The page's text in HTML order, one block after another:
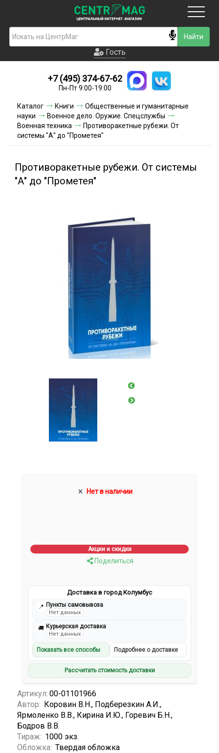
Гость
Новинки
Условия доставки
Условия оплаты
Акции и скидки
Гость
+7 (495) 374-67-62
Пн-Пт 9:00-19:00
Каталог Книги
Общественные и гуманитарные
науки
Военное дело. Оружие. Спецслужбы
Военная техника
Противоракетные рубежи. От
системы "А" до "Прометея"
Противоракетные рубежи. От системы
"А" до "Прометея"
Нет в наличии
Акции и скидки
Поделиться
Доставка в город Колумбус
📍 Пункты самовывоза
Нет данных
🚚 Курьерская доставка
Нет данных
Показать все способы Подробнее о доставке
Рассчитать стоимость доставки
Артикул: 00-01101966
Автор: Коровин В.Н., Подберезкин А.И.,
Ярмоленко В.В., Кирина И.Ю., Горевич Б.Н.,
Бодров В.В.
Тираж: 1000 экз.
Обложка: Твердая обложка